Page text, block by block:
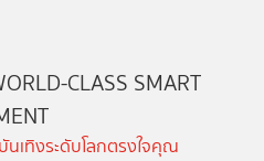
CLASS SMART
เทิงระดับโลกตรงใจคุณ